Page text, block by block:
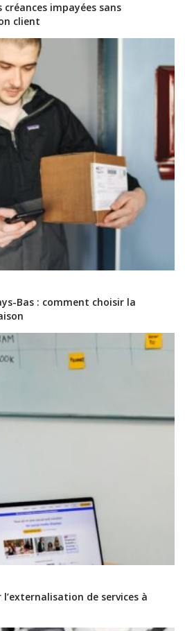
impayées sans
client
Bas : comment choisir la
de services à